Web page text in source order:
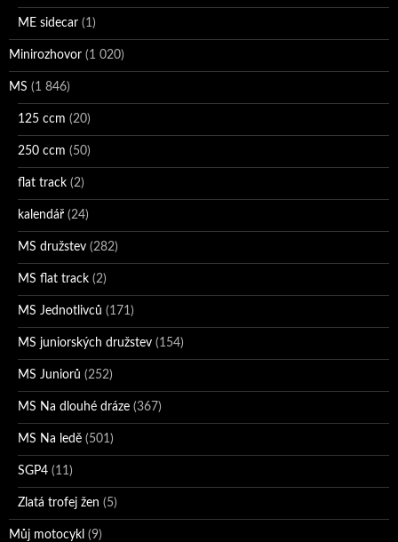
ME sidecar (1)
Minirozhovor (1 020)
MS (1 846)
125 ccm (20)
250 ccm (50)
flat track (2)
kalendář (24)
MS družstev (282)
MS flat track (2)
MS Jednotlivců (171)
MS juniorských družstev (154)
MS Juniorů (252)
MS Na dlouhé dráze (367)
MS Na ledě (501)
SGP4 (11)
Zlatá trofej žen (5)
Můj motocykl (9)